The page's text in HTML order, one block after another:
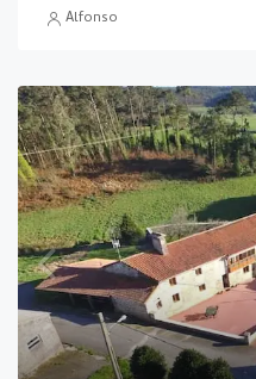
Alfonso